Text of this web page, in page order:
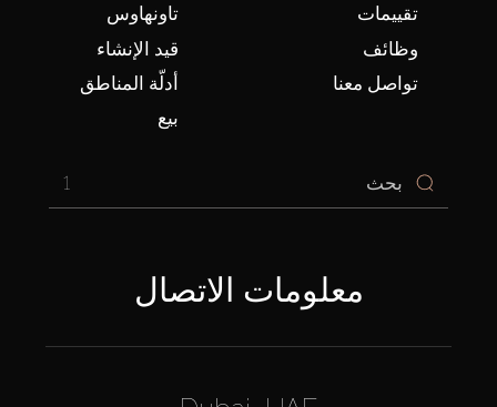
تاونهاوس
قيد الإنشاء
أدلّة المناطق
بيع
تقييمات
وظائف
تواصل معنا
1
معلومات الاتصال